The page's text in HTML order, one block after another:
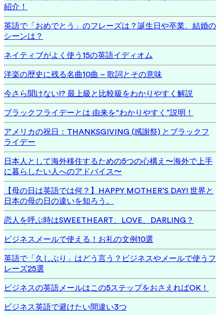
紹介！
英語で「おめでとう」のフレーズは？誕生日や卒業、結婚の
シーンは？
ネイティブがよく使う15の英語イディオム
洋楽の歴史に残る名曲10曲 – 歌詞とその意味
今さら聞けない!? 最上級と比較級をわかりやすく解説
ブラックフライデーとは 由来を“わかりやすく”説明！
アメリカの祝日：THANKSGIVING (感謝祭) とブラックフ
ライデー
日本人として海外移住するための5つの心構え〜海外で上手
に暮らしたい人へのアドバイス〜
【母の日は英語では何？】HAPPY MOTHER’S DAY! 世界と
日本の母の日の違いを知ろう。
恋人を呼ぶ時はSWEETHEART、LOVE、DARLING？
ビジネスメールで使える！お礼の文例10選
英語で「久しぶり」はどう言う？ビジネスやメールで使うフ
レーズ25選
ビジネスの英語メールはこの5ステップをおさえればOK！
ビジネス英語で避けたい間違い3つ